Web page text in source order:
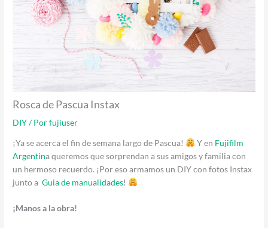
Rosca de Pascua Instax
DIY/ Porfujiuser
¡Ya se acerca el fin de semana largo de Pascua!
Y en Fujifilm
Argentina queremos que sorprendan a sus amigos y familia con
un hermoso recuerdo. ¡Por eso armamos un DIY con fotos Instax
junto aGuia de manualidades!
¡Manos a la obra!